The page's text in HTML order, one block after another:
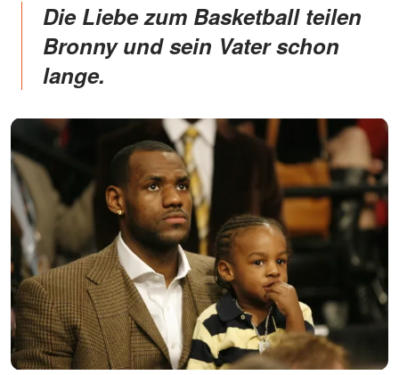
Die Liebe zum Basketball teilen
Bronny und sein Vater schon
lange.